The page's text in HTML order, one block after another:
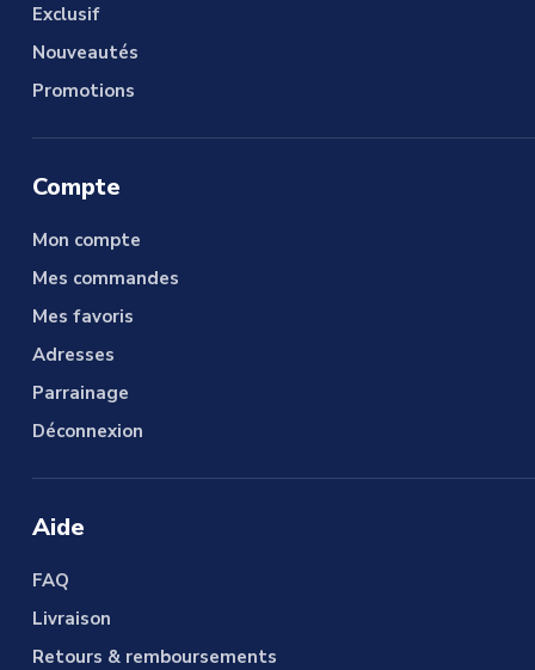
Exclusif
Nouveautés
Promotions
Compte
Mon compte
Mes commandes
Mes favoris
Adresses
Parrainage
Déconnexion
Aide
FAQ
Livraison
Retours & remboursements